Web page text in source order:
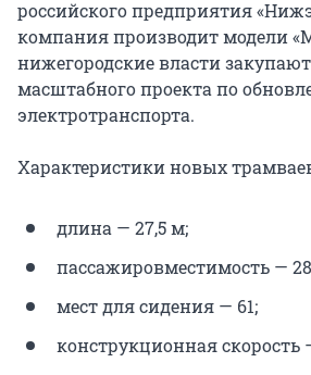
российского предприятия
компания производит модели
нижегородские власти
масштабного проекта по
электротранспорта.
Характеристики новых
длина — 27,5 м;
пассажировместимость —
мест для сидения — 61;
конструкционная скорость